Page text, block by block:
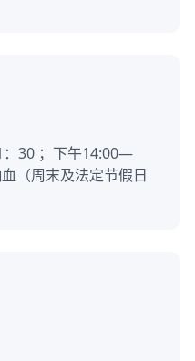
：30 ；下午14:00—
（周末及法定节假日